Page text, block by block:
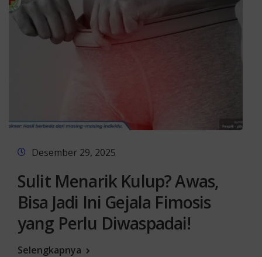
Desember 29, 2025
Sulit Menarik Kulup? Awas,
Bisa Jadi Ini Gejala Fimosis
yang Perlu Diwaspadai!
Selengkapnya